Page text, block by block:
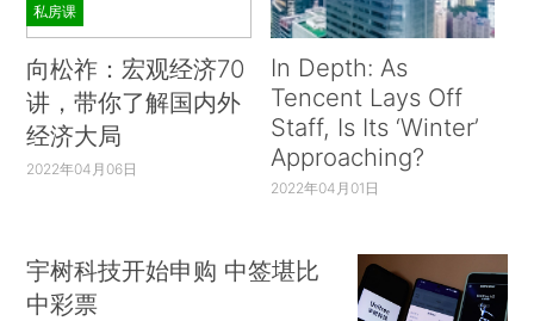
私房课
向松祚：宏观经济70
讲，带你了解国内外
经济大局
2022年04月06日
In Depth: As
Tencent Lays Off
Staff, Is Its ‘Winter’
Approaching?
2022年04月01日
宇树科技开始申购 中签堪比
中彩票